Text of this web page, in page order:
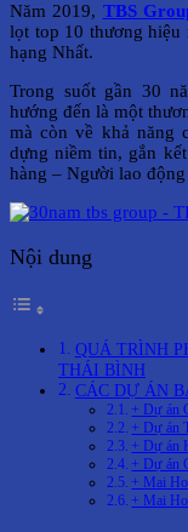
Năm 2019, TBS
lọt top 10 thương hiệu
hạng Nhất.
Trong suốt gần 30
hướng đến là một
mà còn về khả năng
dựng niềm tin, gắn
hàng – Người lao
Nội dung
QUÁ TRÌNH
THÁI BÌNH
CÁC DỰ ÁN
+ Dự án
+ Dự án
+ Dự án
+ Dự án
+ Mai
+ Mai